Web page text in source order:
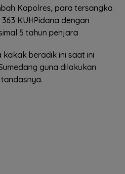
Kapolres, para tersangka
KUHPidana dengan
5 tahun penjara
beradik ini saat ini
guna dilakukan